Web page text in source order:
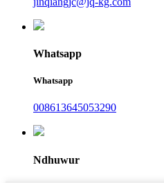
Whatsapp
Whatsapp
008613645053290
Ndhuwur